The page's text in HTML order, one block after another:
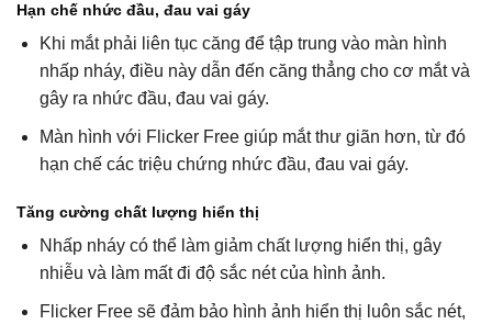
Hạn chế nhức đầu, đau vai gáy
Khi mắt phải liên tục căng để tập trung vào màn hình
nhấp nháy, điều này dẫn đến căng thẳng cho cơ mắt và
gây ra nhức đầu, đau vai gáy.
Màn hình với Flicker Free giúp mắt thư giãn hơn, từ đó
hạn chế các triệu chứng nhức đầu, đau vai gáy.
Tăng cường chất lượng hiển thị
Nhấp nháy có thể làm giảm chất lượng hiển thị, gây
nhiễu và làm mất đi độ sắc nét của hình ảnh.
Flicker Free sẽ đảm bảo hình ảnh hiển thị luôn sắc nét,